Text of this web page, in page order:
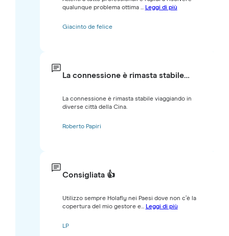
qualunque problema ottima ... Leggi di più
Giacinto de felice
La connessione è rimasta stabile…
La connessione è rimasta stabile viaggiando in
diverse città della Cina.
Roberto Papiri
Consigliata 👍
Utilizzo sempre Holafly nei Paesi dove non c’è la
copertura del mio gestore e... Leggi di più
LP